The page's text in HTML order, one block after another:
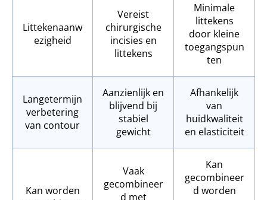
Littekenaanw
ezigheid
Vereist
chirurgische
incisies en
littekens
Minimale
littekens
door kleine
toegangspun
ten
Langetermijn
verbetering
van contour
Aanzienlijk en
blijvend bij
stabiel
gewicht
Afhankelijk
van
huidkwaliteit
en elasticiteit
Kan worden
Vaak
gecombineer
d met
Kan
gecombineer
d worden